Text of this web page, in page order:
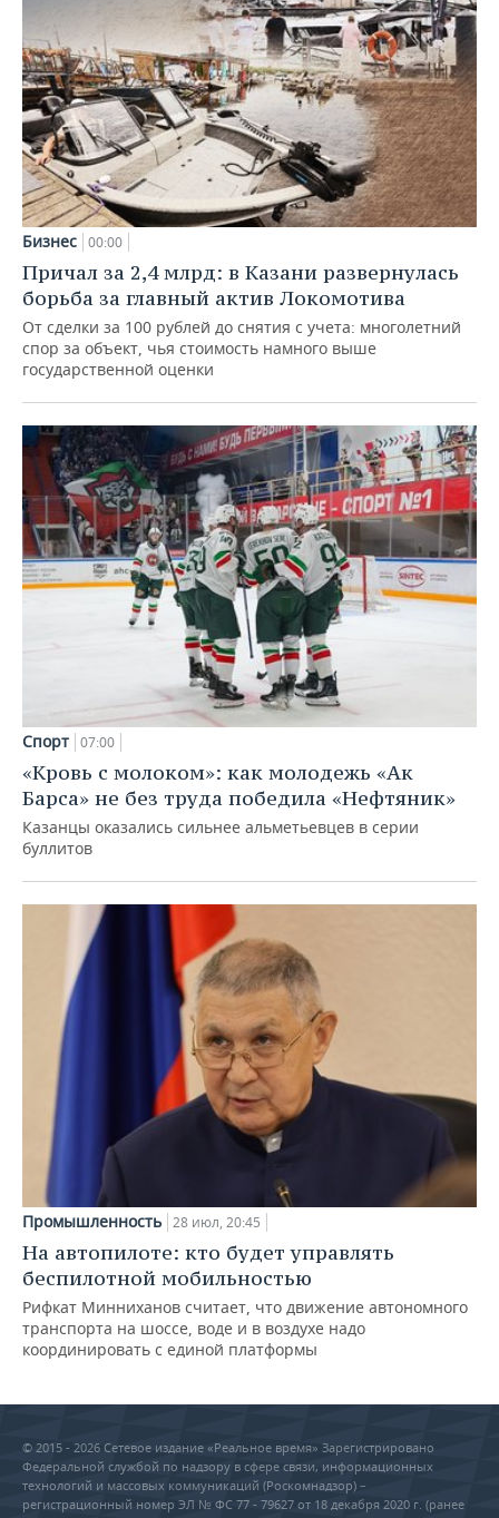
Бизнес 00:00
Причал за 2,4 млрд: в Казани развернулась
борьба за главный актив Локомотива
От сделки за 100 рублей до снятия с учета: многолетний
спор за объект, чья стоимость намного выше
государственной оценки
Спорт 07:00
«Кровь с молоком»: как молодежь «Ак
Барса» не без труда победила «Нефтяник»
Казанцы оказались сильнее альметьевцев в серии
буллитов
Промышленность 28 июл, 20:45
На автопилоте: кто будет управлять
беспилотной мобильностью
Рифкат Минниханов считает, что движение автономного
транспорта на шоссе, воде и в воздухе надо
координировать с единой платформы
© 2015 - 2026 Сетевое издание «Реальное время» Зарегистрировано
Федеральной службой по надзору в сфере связи, информационных
технологий и массовых коммуникаций (Роскомнадзор) –
регистрационный номер ЭЛ № ФС 77 - 79627 от 18 декабря 2020 г. (ранее